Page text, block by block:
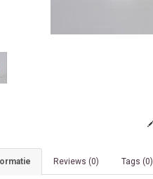
Reviews (0) Tags (0)